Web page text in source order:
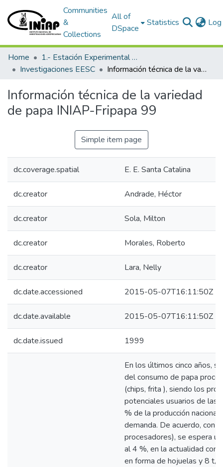
Communities
&
Collections
All of
DSpace
Statistics
Home
1.- Estación Experimental Santa Catalina
Investigaciones EESC
Información técnica de la variedad de papa INIAP-Fripapa 99
Información técnica de la variedad
de papa INIAP-Fripapa 99
Simple item page
dc.coverage.spatial E. E. Santa Catalina
dc.creator Andrade, Héctor
dc.creator Sola, Milton
dc.creator Morales, Roberto
dc.creator Lara, Nelly
dc.date.accessioned 2015-05-07T16:11:50Z
dc.date.available 2015-05-07T16:11:50Z
dc.date.issued 1999
En los últimos cinco años,
del consumo de papa
(chips, frita ), siendo los
potenciales usuarios de las
% de la producción
demanda. De acuerdo, con
procesadores), se espera
al 4 %, en la actualidad
en forma de hojuelas y 8 t/